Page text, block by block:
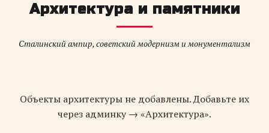
Архитектура и памятники
Сталинский ампир, советский модернизм и монументализм
Объекты архитектуры не добавлены. Добавьте их
через админку → «Архитектура».